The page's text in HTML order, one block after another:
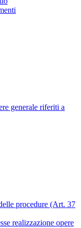
generale riferiti a
procedure (Art. 37
realizzazione opere